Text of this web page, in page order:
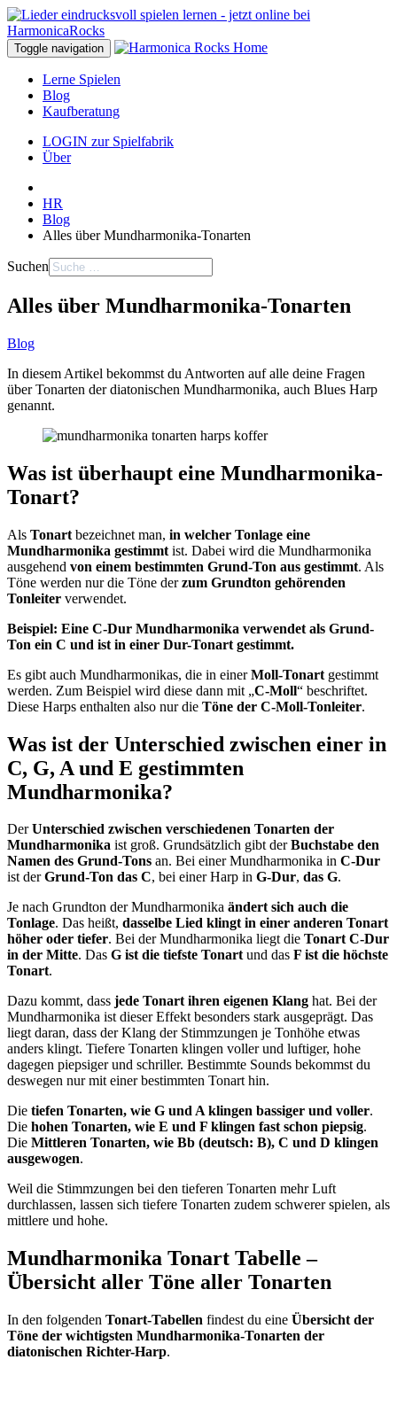
Toggle navigation
Lerne Spielen
Blog
Kaufberatung
LOGIN zur Spielfabrik
Über
HR
Blog
Alles über Mundharmonika-Tonarten
Suchen
Alles über Mundharmonika-Tonarten
Blog
In diesem Artikel bekommst du Antworten auf alle deine Fragen
über Tonarten der diatonischen Mundharmonika, auch Blues Harp
genannt.
Was ist überhaupt eine Mundharmonika-
Tonart?
Als Tonart bezeichnet man, in welcher Tonlage eine
Mundharmonika gestimmt ist. Dabei wird die Mundharmonika
ausgehend von einem bestimmten Grund-Ton aus gestimmt. Als
Töne werden nur die Töne derzum Grundton gehörenden
Tonleiter verwendet.
Beispiel: Eine C-Dur Mundharmonika verwendet als Grund-
Ton ein C und ist in einer Dur-Tonart gestimmt.
Es gibt auch Mundharmonikas, die in einerMoll-Tonart gestimmt
werden. Zum Beispiel wird diese dann mit „C-Moll“ beschriftet.
Diese Harps enthalten also nur die Töne der C-Moll-Tonleiter.
Was ist der Unterschied zwischen einer in
C, G, A und E gestimmten
Mundharmonika?
DerUnterschied zwischen verschiedenen Tonarten der
Mundharmonika ist groß. Grundsätzlich gibt derBuchstabe den
Namen des Grund-Tons an. Bei einer Mundharmonika in C-Dur
ist derGrund-Ton das C, bei einer Harp in G-Dur, das G.
Je nach Grundton der Mundharmonika ändert sich auch die
Tonlage. Das heißt, dasselbe Lied klingt in einer anderen Tonart
höher oder tiefer. Bei der Mundharmonika liegt die Tonart C-Dur
in der Mitte. Das G ist die tiefste Tonartund das F ist die höchste
Tonart.
Dazu kommt, dass jede Tonart ihren eigenen Klang hat. Bei der
Mundharmonika ist dieser Effekt besonders stark ausgeprägt. Das
liegt daran, dass der Klang der Stimmzungen je Tonhöhe etwas
anders klingt. Tiefere Tonarten klingen voller und luftiger, hohe
dagegen piepsiger und schriller. Bestimmte Sounds bekommst du
deswegen nur mit einer bestimmten Tonart hin.
Die tiefen Tonarten, wie G und A klingen bassiger und voller.
Die hohen Tonarten, wie E und F klingen fast schon piepsig.
Die Mittleren Tonarten, wie Bb (deutsch: B), C und D klingen
ausgewogen.
Weil die Stimmzungen bei den tieferen Tonarten mehr Luft
durchlassen, lassen sich tiefere Tonarten zudem schwerer spielen, als
mittlere und hohe.
Mundharmonika Tonart Tabelle –
Übersicht aller Töne aller Tonarten
In den folgenden Tonart-Tabellen findest du eine Übersicht der
Töne der wichtigsten Mundharmonika-Tonarten der
diatonischen Richter-Harp.